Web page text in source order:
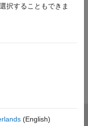
択することもできま
(English)
ー ポリシー